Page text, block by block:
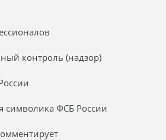
контроль (надзор)
символика ФСБ России